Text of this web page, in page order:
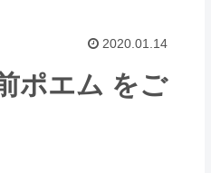
2020.01.14
ポエム をご